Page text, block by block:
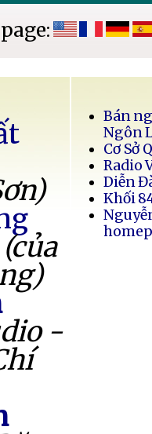
(của
-
Bán
Ngôn
Cơ Sở
Radio
Diễn
Khối